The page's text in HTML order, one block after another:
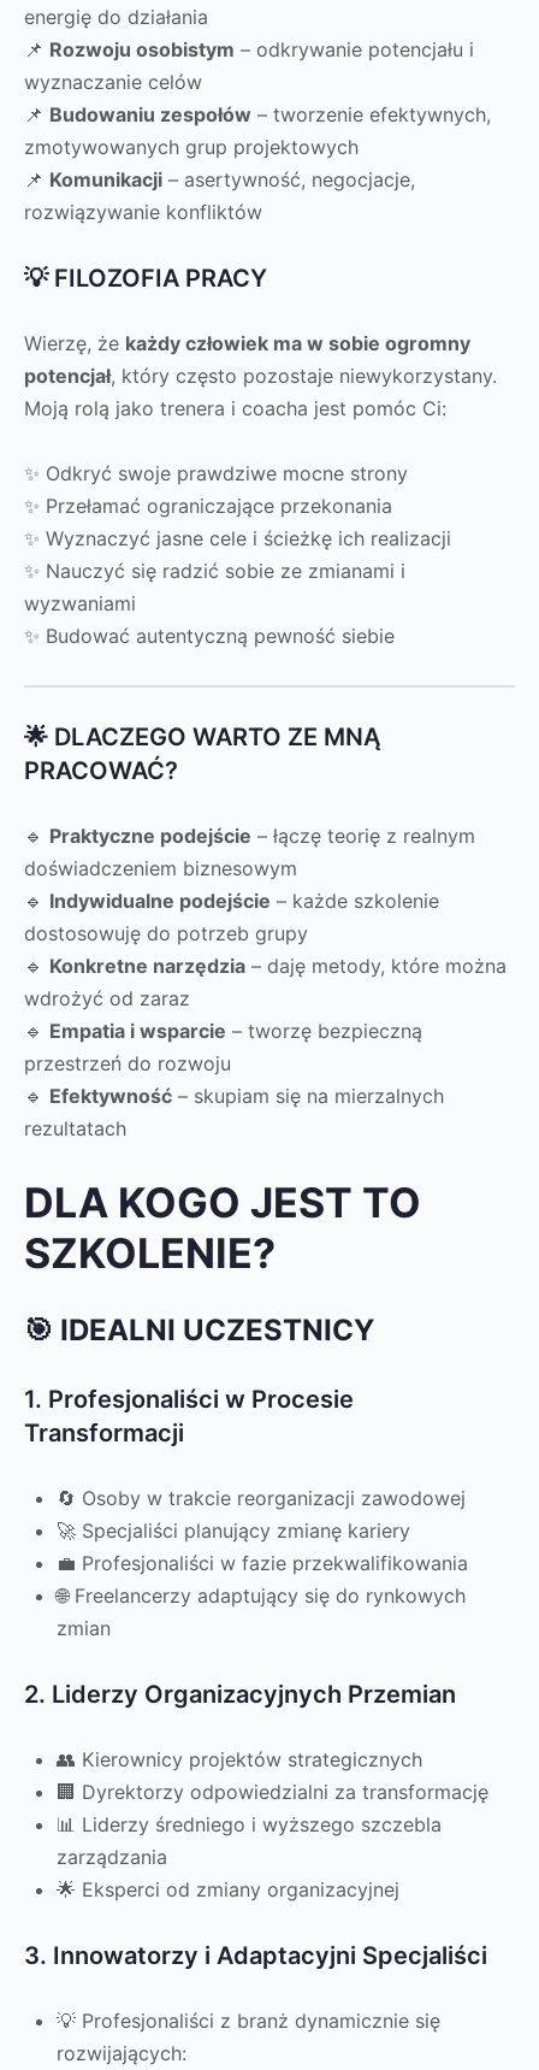
energię do działania
📌 Rozwoju osobistym – odkrywanie potencjału i
wyznaczanie celów
📌 Budowaniu zespołów – tworzenie efektywnych,
zmotywowanych grup projektowych
📌 Komunikacji – asertywność, negocjacje,
rozwiązywanie konfliktów
💡 FILOZOFIA PRACY
Wierzę, że każdy człowiek ma w sobie ogromny
potencjał, który często pozostaje niewykorzystany.
Moją rolą jako trenera i coacha jest pomóc Ci:
✨ Odkryć swoje prawdziwe mocne strony
✨ Przełamać ograniczające przekonania
✨ Wyznaczyć jasne cele i ścieżkę ich realizacji
✨ Nauczyć się radzić sobie ze zmianami i
wyzwaniami
✨ Budować autentyczną pewność siebie
🌟 DLACZEGO WARTO ZE MNĄ
PRACOWAĆ?
🔹 Praktyczne podejście – łączę teorię z realnym
doświadczeniem biznesowym
🔹 Indywidualne podejście – każde szkolenie
dostosowuję do potrzeb grupy
🔹 Konkretne narzędzia – daję metody, które można
wdrożyć od zaraz
🔹 Empatia i wsparcie – tworzę bezpieczną
przestrzeń do rozwoju
🔹 Efektywność – skupiam się na mierzalnych
rezultatach
DLA KOGO JEST TO
SZKOLENIE?
🎯 IDEALNI UCZESTNICY
1. Profesjonaliści w Procesie
Transformacji
🔄 Osoby w trakcie reorganizacji zawodowej
🚀 Specjaliści planujący zmianę kariery
💼 Profesjonaliści w fazie przekwalifikowania
🌐 Freelancerzy adaptujący się do rynkowych
zmian
2. Liderzy Organizacyjnych Przemian
👥 Kierownicy projektów strategicznych
🏢 Dyrektorzy odpowiedzialni za transformację
📊 Liderzy średniego i wyższego szczebla
zarządzania
🌟 Eksperci od zmiany organizacyjnej
3. Innowatorzy i Adaptacyjni Specjaliści
💡 Profesjonaliści z branż dynamicznie się
rozwijających: